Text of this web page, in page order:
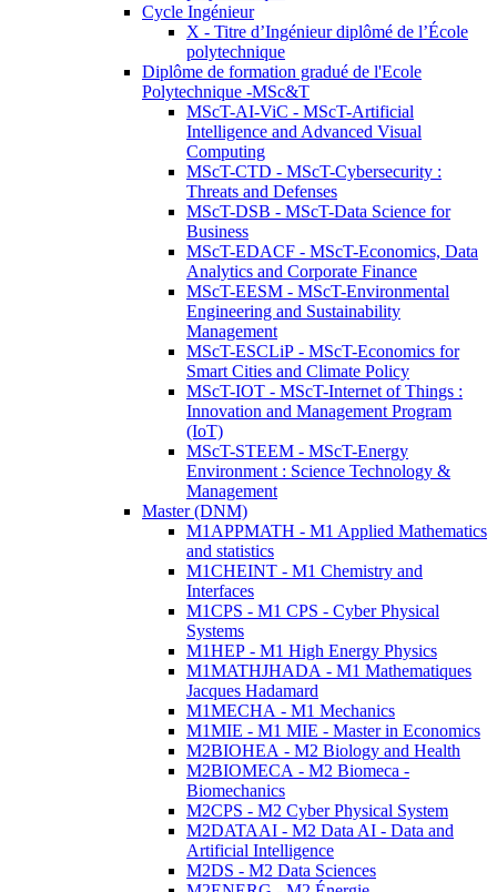
Cycle Ingénieur
X - Titre d’Ingénieur diplômé de l’École
polytechnique
Diplôme de formation gradué de l'Ecole
Polytechnique -MSc&T
MScT-AI-ViC - MScT-Artificial
Intelligence and Advanced Visual
Computing
MScT-CTD - MScT-Cybersecurity :
Threats and Defenses
MScT-DSB - MScT-Data Science for
Business
MScT-EDACF - MScT-Economics, Data
Analytics and Corporate Finance
MScT-EESM - MScT-Environmental
Engineering and Sustainability
Management
MScT-ESCLiP - MScT-Economics for
Smart Cities and Climate Policy
MScT-IOT - MScT-Internet of Things :
Innovation and Management Program
(IoT)
MScT-STEEM - MScT-Energy
Environment : Science Technology &
Management
Master (DNM)
M1APPMATH - M1 Applied Mathematics
and statistics
M1CHEINT - M1 Chemistry and
Interfaces
M1CPS - M1 CPS - Cyber Physical
Systems
M1HEP - M1 High Energy Physics
M1MATHJHADA - M1 Mathematiques
Jacques Hadamard
M1MECHA - M1 Mechanics
M1MIE - M1 MIE - Master in Economics
M2BIOHEA - M2 Biology and Health
M2BIOMECA - M2 Biomeca -
Biomechanics
M2CPS - M2 Cyber Physical System
M2DATAAI - M2 Data AI - Data and
Artificial Intelligence
M2DS - M2 Data Sciences